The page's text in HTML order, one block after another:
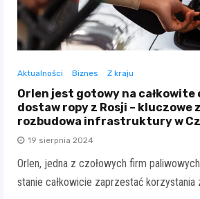
Aktualności Biznes Z kraju
Orlen jest gotowy na całkowite
dostaw ropy z Rosji – kluczowe
rozbudowa infrastruktury w
19 sierpnia 2024
Orlen, jedna z czołowych firm
stanie całkowicie zaprzestać korzystania